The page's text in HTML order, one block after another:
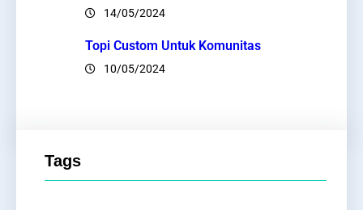
14/05/2024
Topi Custom Untuk Komunitas
10/05/2024
Tags